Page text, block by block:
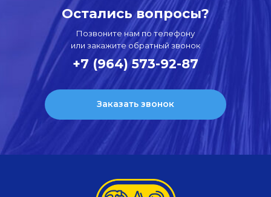
Остались вопросы?
Заказать звонок
Позвоните нам по телефону
или закажите обратный звонок
+7 (964) 573-92-87